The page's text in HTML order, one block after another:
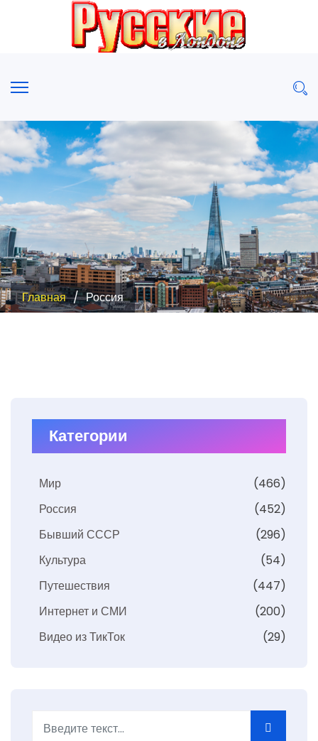
Главная Россия
Категории
Мир
(466)
Россия
(452)
Бывший СССР
(296)
Культура
(54)
Путешествия
(447)
Интернет и СМИ
(200)
Видео из ТикТок
(29)